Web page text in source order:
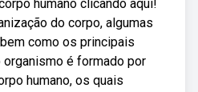
humano clicando aqui!
do corpo, algumas
como os principais
é formado por
humano, os quais